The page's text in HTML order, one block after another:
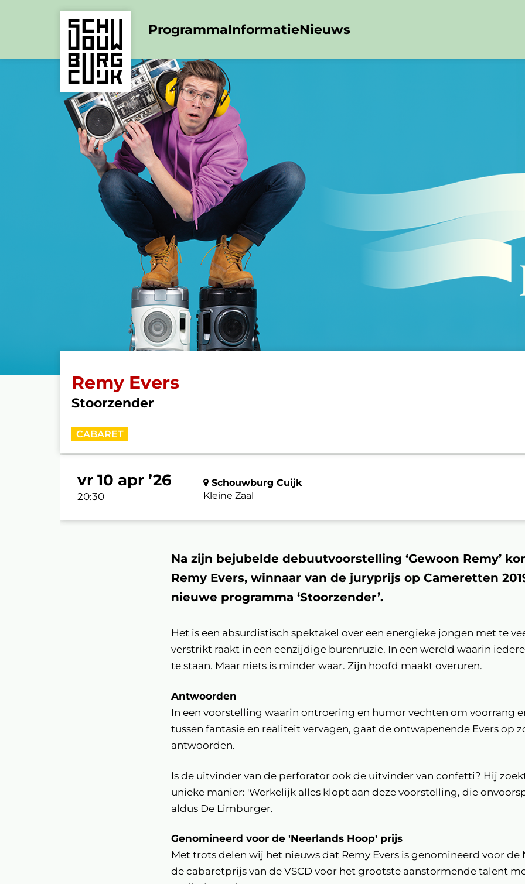
ProgrammaInformatieNieuws
Remy Evers
Stoorzender
CABARET
vr 10 apr ’26
20:30
Schouwburg Cuijk
Kleine Zaal
Na zijn bejubelde debuutvoorstelling ‘Gewoon Remy’
Remy Evers, winnaar van de juryprijs op Cameretten
nieuwe programma ‘Stoorzender’.
Het is een absurdistisch spektakel over een energieke jongen met te
verstrikt raakt in een eenzijdige burenruzie. In een wereld waarin
te staan. Maar niets is minder waar. Zijn hoofd maakt overuren.
Antwoorden
In een voorstelling waarin ontroering en humor vechten om voorrang
tussen fantasie en realiteit vervagen, gaat de ontwapenende Evers op
antwoorden.
Is de uitvinder van de perforator ook de uitvinder van confetti? Hij
unieke manier: 'Werkelijk alles klopt aan deze voorstelling, die
aldus De Limburger.
Genomineerd voor de 'Neerlands Hoop' prijs
Met trots delen wij het nieuws dat Remy Evers is genomineerd voor de
de cabaretprijs van de VSCD voor het grootste aanstormende talent